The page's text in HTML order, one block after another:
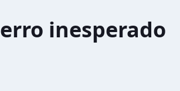
erro inesperado